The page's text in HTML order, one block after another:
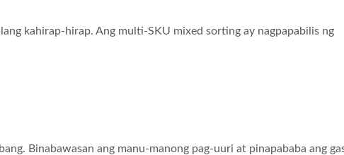
kahirap-hirap. Ang multi-SKU mixed sorting ay nagpapabilis ng
ang manu-manong pag-uuri at pinapababa ang gastos